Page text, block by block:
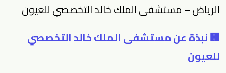
الرياض – مستشفى الملك خالد التخصصي للعيون
🏢 نبذة عن مستشفى الملك خالد التخصصي
للعيون